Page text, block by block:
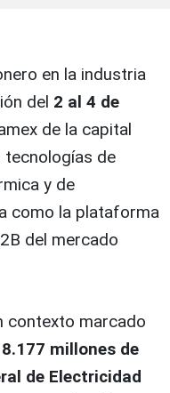
en la industria
del 2 al 4 de
de la capital
tecnologías de
y de
como la plataforma
del mercado
contexto marcado
millones de
de Electricidad